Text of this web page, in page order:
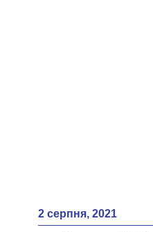
2 серпня, 2021